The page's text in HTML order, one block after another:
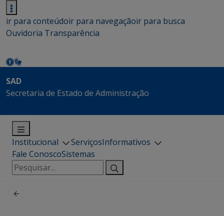
ir para conteúdoir para navegaçãoir para busca
Ouvidoria Transparência
SAD
Secretaria de Estado de Administração
Institucional ServiçosInformativos
Fale ConoscoSistemas
Pesquisar
por: